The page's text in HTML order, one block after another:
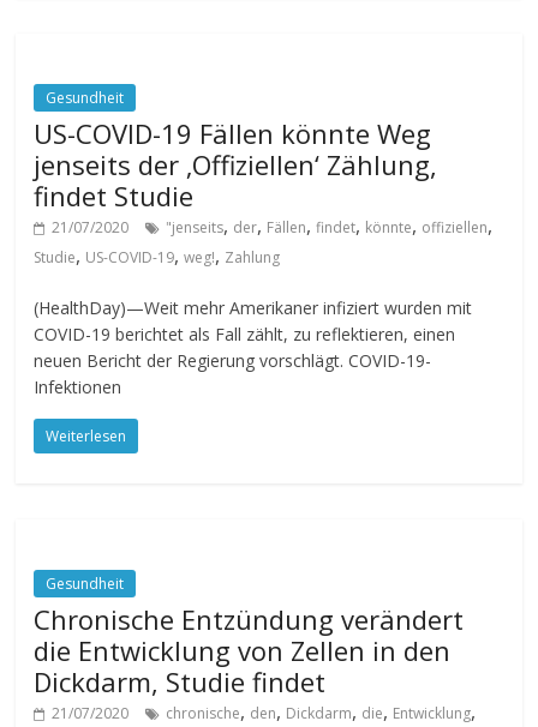
Gesundheit
US-COVID-19 Fällen könnte Weg
jenseits der ‚Offiziellen‘ Zählung,
findet Studie
21/07/2020 "jenseits, der, Fällen,findet, könnte, offiziellen,
Studie, US-COVID-19,weg!, Zahlung
(HealthDay)—Weit mehr Amerikaner infiziert wurden mit
COVID-19 berichtet als Fall zählt, zu reflektieren, einen
neuen Bericht der Regierung vorschlägt. COVID-19-
Infektionen
Weiterlesen
Gesundheit
Chronische Entzündung verändert
die Entwicklung von Zellen in den
Dickdarm, Studie findet
21/07/2020 chronische, den, Dickdarm, die, Entwicklung,